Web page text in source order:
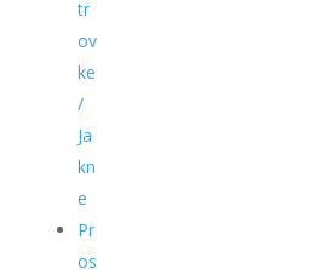
tr
ov
ke
/
Ja
kn
e
Pr
os